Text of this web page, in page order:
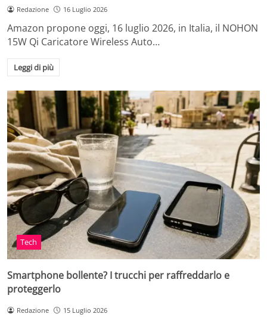
Redazione 16 Luglio 2026
Amazon propone oggi, 16 luglio 2026, in Italia, il NOHON
15W Qi Caricatore Wireless Auto…
Leggi di più
Tech
Smartphone bollente? I trucchi per raffreddarlo e
proteggerlo
Redazione 15 Luglio 2026